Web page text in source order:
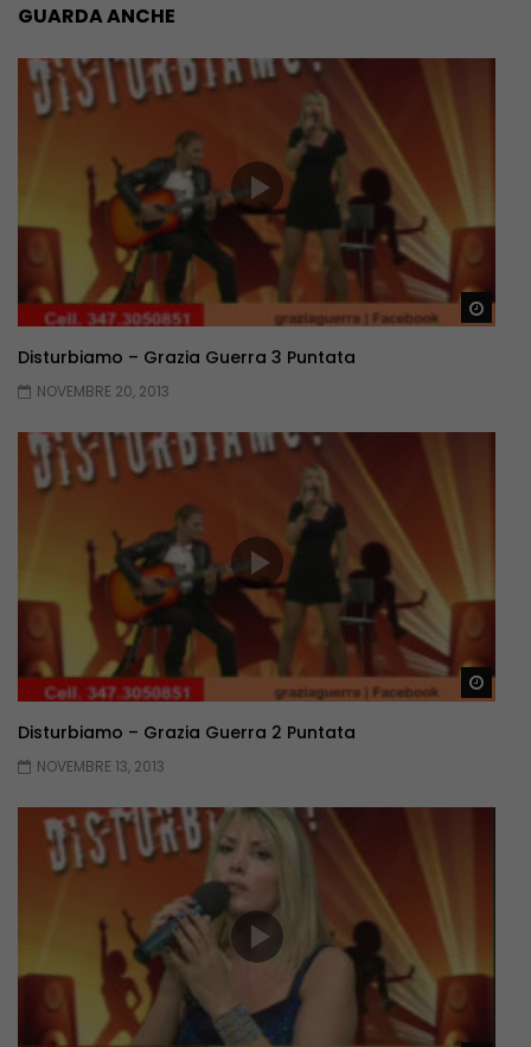
GUARDA ANCHE
Disturbiamo – Grazia Guerra 3 Puntata
NOVEMBRE 20, 2013
Disturbiamo – Grazia Guerra 2 Puntata
NOVEMBRE 13, 2013